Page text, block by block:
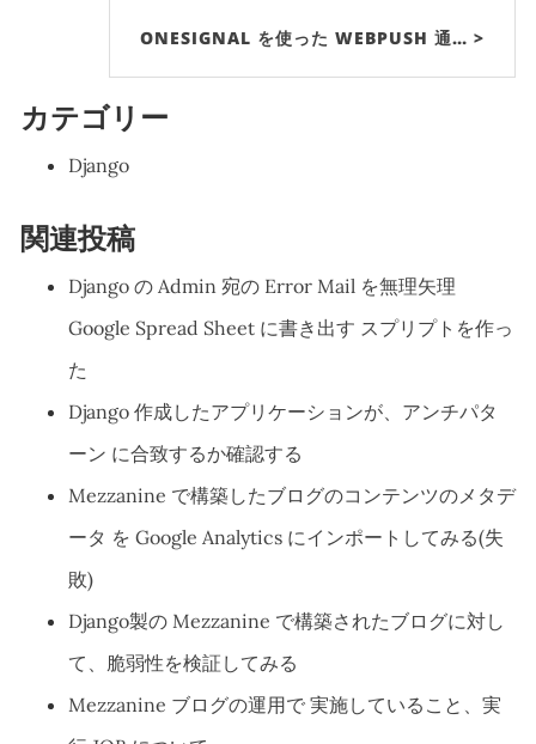
ONESIGNAL を使った WEBPUSH 通… >
カテゴリー
Django
関連投稿
Django の Admin 宛の Error Mail を無理矢理
Google Spread Sheet に書き出す スプリプトを作っ
た
Django 作成したアプリケーションが、アンチパタ
ーン に合致するか確認する
Mezzanine で構築したブログのコンテンツのメタデ
ータ を Google Analytics にインポートしてみる(失
敗)
Django製の Mezzanine で構築されたブログに対し
て、脆弱性を検証してみる
Mezzanine ブログの運用で 実施していること、実